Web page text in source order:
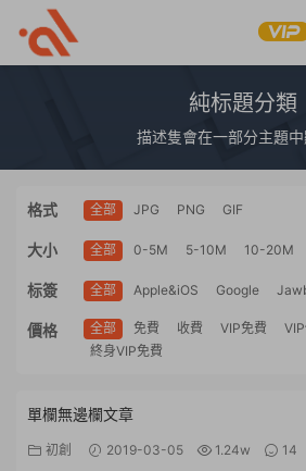
純标題分類
描述隻會在一部分主題中
格式 全部 JPG PNG GIF
大小 全部 0-5M 5-10M 10-20M
标簽 全部 Apple&iOS Google
價格 全部 免費 收費 VIP免費
終身VIP免費
單欄無邊欄文章
初創 2019-03-05 1.24w 14